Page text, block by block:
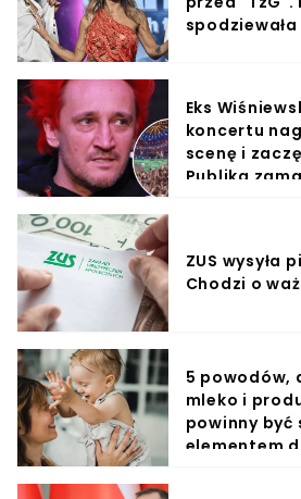
spodziewała
Eks
koncertu
scenę i
Publika
ZUS wysyła
Chodzi o
5 powodów,
mleko i
powinny być
elementem